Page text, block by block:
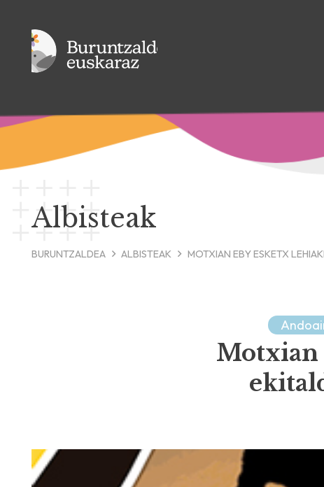
Albisteak
BURUNTZALDEA ALBISTEAK MOTXIAN EBY ESKETX
Motxian